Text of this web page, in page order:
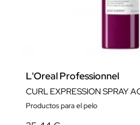
L'Oreal Professionnel
Productos para el pelo